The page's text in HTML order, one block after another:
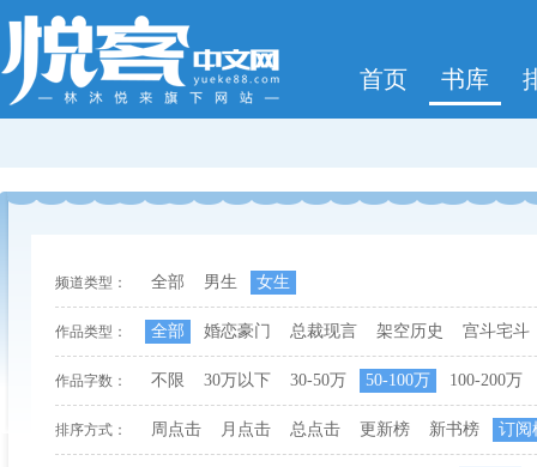
首页 书库
频道类型： 全部 男生 女生
作品类型： 全部 婚恋豪门 总裁现言 架空历史 宫斗宅斗
作品字数： 不限 30万以下 30-50万 50-100万 100-200万
排序方式： 周点击 月点击 总点击 更新榜 新书榜 订阅